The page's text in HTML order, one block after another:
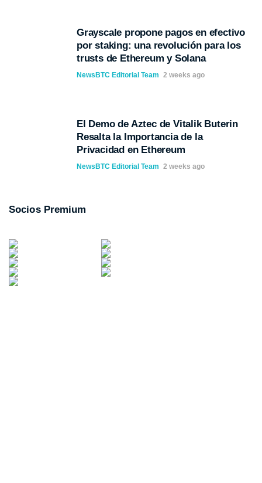
Grayscale propone pagos en efectivo
por staking: una revolución para los
trusts de Ethereum y Solana
NewsBTC Editorial Team 2 weeks ago
El Demo de Aztec de Vitalik Buterin
Resalta la Importancia de la
Privacidad en Ethereum
NewsBTC Editorial Team 2 weeks ago
Socios Premium